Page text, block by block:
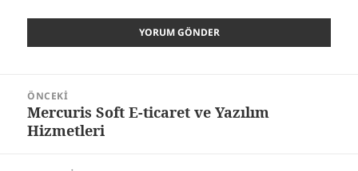
gezinmesi
ÖNCEKI
Önceki
yazı:
Mercuris Soft E-ticaret ve Yazılım
Hizmetleri